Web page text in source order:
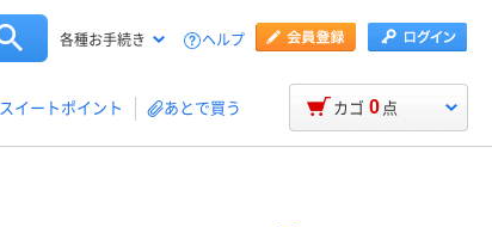
各種お手続き ヘルプ
スイートポイント あとで買う カゴ 0 点